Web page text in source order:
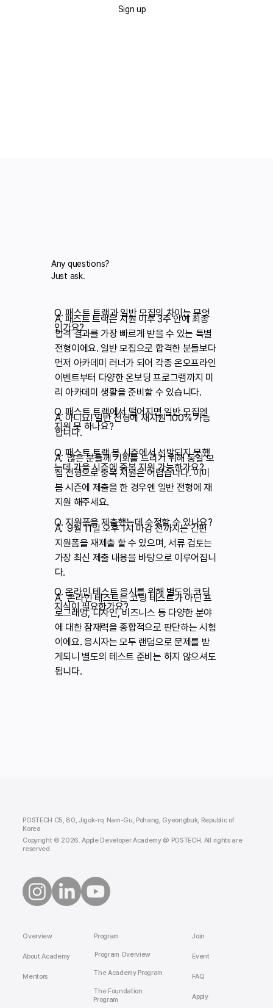
Sign up
Any questions?
Just ask.​
Q. 패스트 트랙과 일반 모집의 차이는 무엇
인가요?
A. 패스트 트랙은 지원 이후 3주 안에 최종
합격 결과를 가장 빠르게 받을 수 있는 특별
전형이에요. 일반 모집으로 합격한 분들보다
먼저 아카데미 러너가 되어 각종 온오프라인
이벤트부터 다양한 온보딩 프로그램까지 미
리 아카데미 생활을 준비할 수 있습니다.
Q. 패스트 트랙에서 떨어지면 일반 모집엔
지원 못 하나요?
A. 아니요! 일반 전형에 재지원 100% 가능
합니다.
Q. 패스트 트랙 봄 시즌에서 선발되지 못했
는데 가을 시즌에 중복 지원 가능한가요?
A. 많은 분들께 기회를 드리기 위해 동일 모
집 전형으로 중복 지원은 어렵습니다. 이미
봄 시즌에 제출을 한 경우엔 일반 전형에 재
지원 해주세요.
Q. 지원폼을 제출했는데 수정할 수 있나요?
A. 9월 11일 오후 1시 마감 전까지는 간편
지원폼을 재제출 할 수 있으며, 서류 검토는
가장 최신 제출 내용을 바탕으로 이루어집니
다.
Q. 온라인 테스트 응시를 위해 별도의 코딩
지식이 필요한가요?
A. 온라인 테스트는 코딩 테스트가 아닌 프
로그래밍, 디자인, 비즈니스 등 다양한 분야
에 대한 잠재력을 종합적으로 판단하는 시험
이에요. 응시자는 모두 랜덤으로 문제를 받
게되니 별도의 테스트 준비는 하지 않으셔도
됩니다.
POSTECH C5, 80, Jigok-ro, Nam-Gu, Pohang, Gyeongbuk, Republic of
Korea
Copyright © 2026. Apple Developer Academy @ POSTECH. All rights are
reserved.
Overview
About Academy
Mentors
Program
Program Overview
The Academy Program
The Foundation
Program
Join
Event
FAQ
Apply